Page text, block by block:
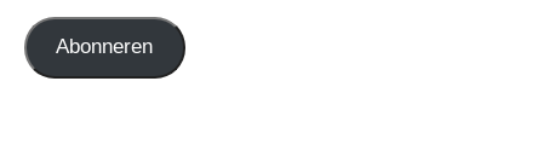
Abonneren